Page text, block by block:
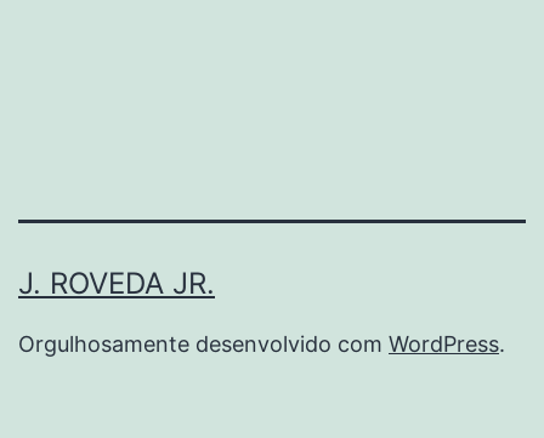
J. ROVEDA JR.
Orgulhosamente desenvolvido com WordPress.